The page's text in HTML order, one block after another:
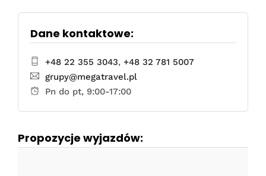
Dane kontaktowe:
+48 22 355 3043, +48 32 781 5007
grupy@megatravel.pl
Pn do pt, 9:00-17:00
Propozycje wyjazdów: